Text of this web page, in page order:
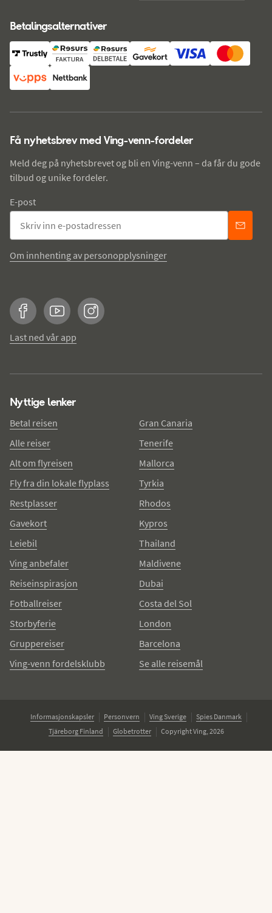
Betalingsalternativer
Få nyhetsbrev med Ving-venn-fordeler
Meld deg på nyhetsbrevet og bli en Ving-venn – da får du gode
tilbud og unike fordeler.
E-post
Om innhenting av personopplysninger
FacebookYouTubeInstagram
Last ned vår app
Nyttige lenker
Betal reisen
Alle reiser
Alt om flyreisen
Fly fra din lokale flyplass
Restplasser
Gavekort
Leiebil
Ving anbefaler
Reiseinspirasjon
Fotballreiser
Storbyferie
Gruppereiser
Ving-venn fordelsklubb
Gran Canaria
Tenerife
Mallorca
Tyrkia
Rhodos
Kypros
Thailand
Maldivene
Dubai
Costa del Sol
London
Barcelona
Se alle reisemål
Informasjonskapsler Personvern Ving Sverige
Spies Danmark
Tjäreborg Finland
Globetrotter Copyright Ving, 2026